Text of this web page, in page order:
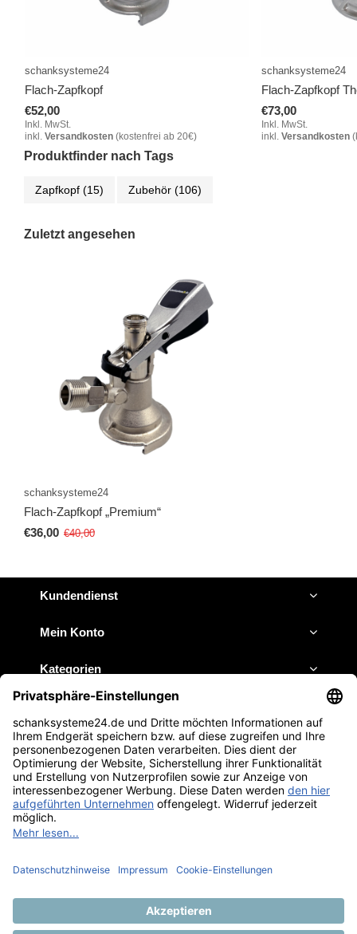
schanksysteme24
Flach-Zapfkopf
€52,00
Inkl. MwSt.
inkl. Versandkosten(kostenfrei ab 20€)
schanksysteme24
Flach-Zapfkopf
€73,00
Inkl. MwSt.
inkl. Versandkosten
Produktfinder nach Tags
Zapfkopf (15) Zubehör (106)
Zuletzt angesehen
schanksysteme24
Flach-Zapfkopf „Premium“
€36,00 €40,00
Kundendienst
Mein Konto
Kategorien
Impressum
JETZT ANRUFEN E-MAIL SCHREIBEN